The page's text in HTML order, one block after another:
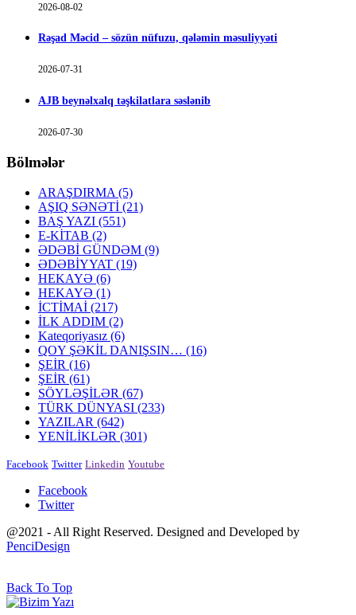
2026-08-02
Rəşad Məcid – sözün nüfuzu, qələmin məsuliyyəti
2026-07-31
AJB beynəlxalq təşkilatlara səslənib
2026-07-30
Bölmələr
ARAŞDIRMA (5)
AŞIQ SƏNƏTİ (21)
BAŞ YAZI (551)
E-KİTAB (2)
ƏDƏBİ GÜNDƏM (9)
ƏDƏBİYYAT (19)
HEKAYƏ (6)
HEKAYƏ (1)
İCTİMAİ (217)
İLK ADDIM (2)
Kateqoriyasız (6)
QOY ŞƏKİL DANIŞSIN… (16)
ŞEİR (16)
ŞEİR (61)
SÖYLƏŞİLƏR (67)
TÜRK DÜNYASI (233)
YAZILAR (642)
YENİLİKLƏR (301)
Facebook Twitter Linkedin Youtube
Facebook
Twitter
@2021 - All Right Reserved. Designed and Developed by
PenciDesign
Back To Top